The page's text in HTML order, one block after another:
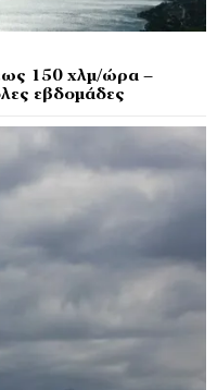
150 χλμ/ώρα –
εβδομάδες